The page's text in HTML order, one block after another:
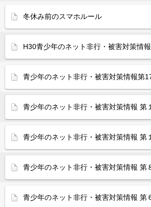
冬休み前のスマホルール
H30青少年のネット非行・被害対策情報
青少年のネット非行・被害対策情報第
青少年のネット非行・被害対策情報
青少年のネット非行・被害対策情報
青少年のネット非行・被害対策情報
青少年のネット非行・被害対策情報